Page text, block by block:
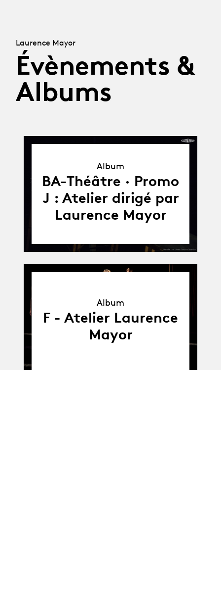
Laurence Mayor
Évènements &
Albums
Album
BA-Théâtre · Promo
J : Atelier dirigé par
Laurence Mayor
Album
F - Atelier Laurence
Mayor